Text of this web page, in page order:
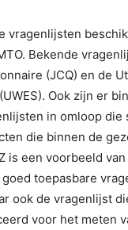
vragenlijsten
Bekende
(JCQ) en de
Ook zijn er
in omloop die
die binnen de
is een voorbeeld van
toepasbare
ook de vragenlijst
voor het meten